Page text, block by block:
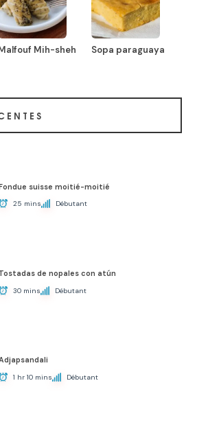
Mih-sheh Sopa paraguaya
suisse moitié-moitié
25 mins Débutant
Tostadas de nopales con atún
30 mins Débutant
1 hr 10 mins Débutant